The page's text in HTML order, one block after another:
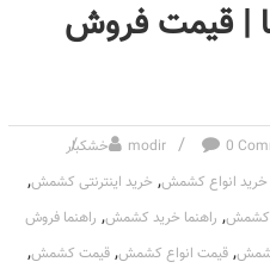
| قیمت فروش
modir 0
خشکبار
خرید انواع کشمش, خرید اینترنتی کشمش,
کشمش, راهنما خرید کشمش, راهنما فروش
, قیمت انواع کشمش, قیمت کشمش,